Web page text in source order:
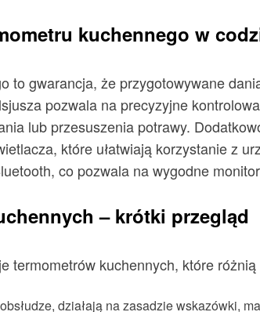
kuchennego w
to gwarancja, że przygotowywane
pozwala na precyzyjne
lub przesuszenia potrawy.
które ułatwiają korzystanie z
co pozwala na wygodne
– krótki przegląd
termometrów kuchennych, które
działają na zasadzie wskazówki,